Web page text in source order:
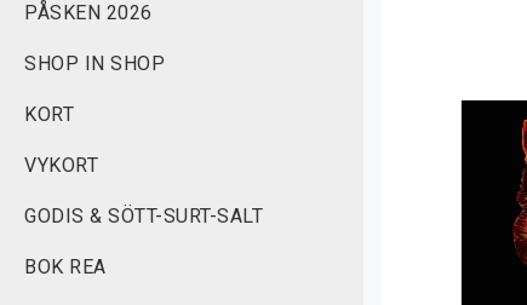
PÅSKEN 2026
SHOP IN SHOP
KORT
VYKORT
GODIS & SÖTT-SURT-SALT
BOK REA